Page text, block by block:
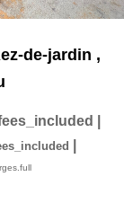
de-jardin ,